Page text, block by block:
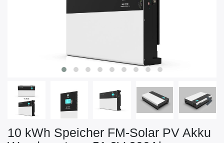
10 kWh Speicher FM-Solar PV Akku